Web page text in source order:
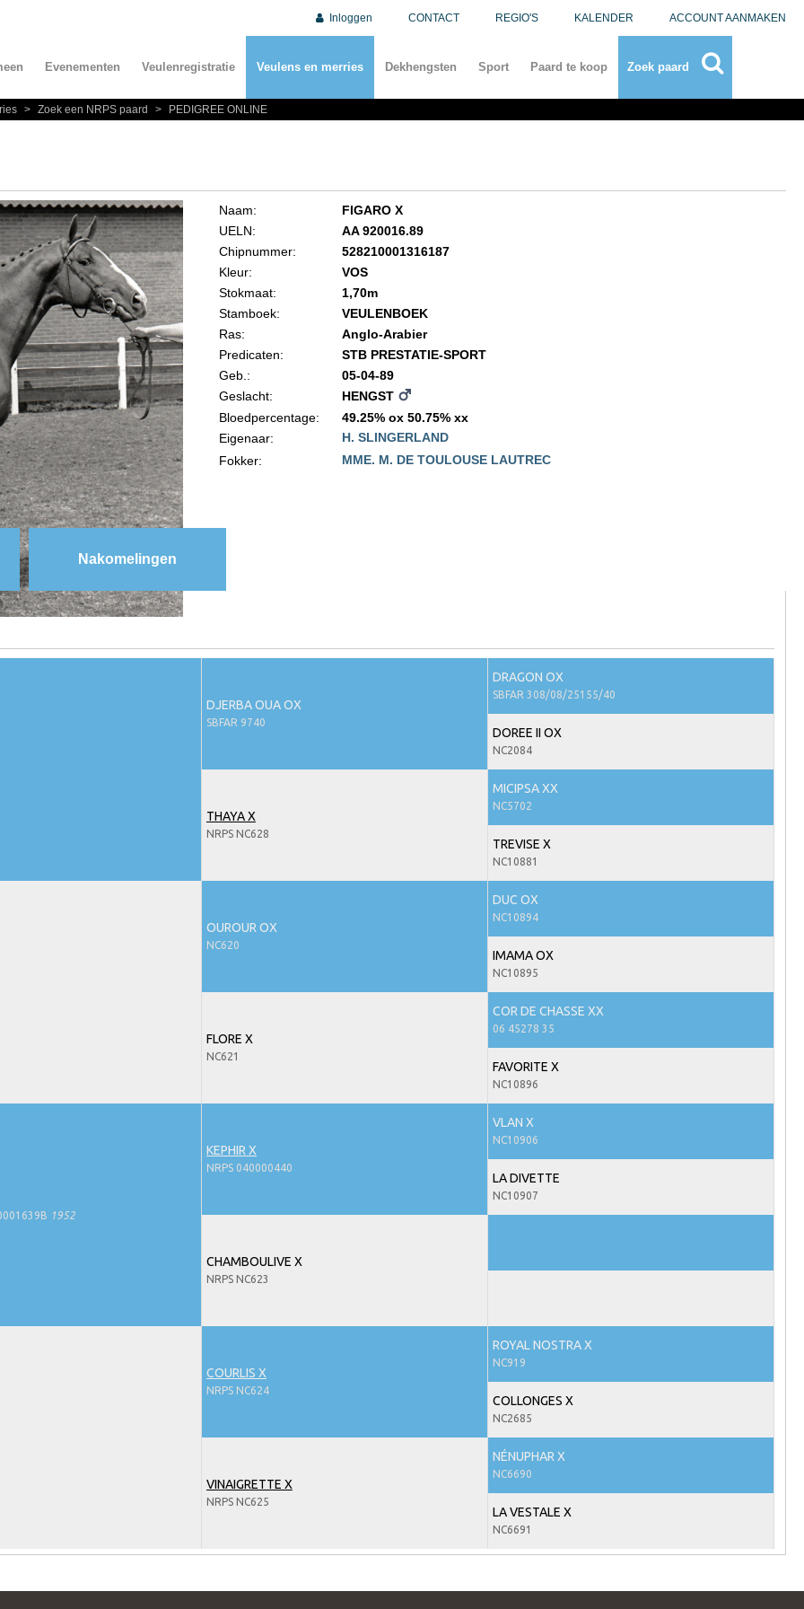
Inloggen CONTACT REGIO'S KALENDER ACCOUNT AANMAKEN
Evenementen Veulenregistratie Veulens en merries Dekhengsten Sport Paard te koop Zoek paard
> Zoek een NRPS paard > PEDIGREE ONLINE
Naam:
FIGARO X
UELN:
AA 920016.89
Chipnummer:
528210001316187
Kleur:
VOS
Stokmaat:
1,70m
Stamboek:
VEULENBOEK
Ras:
Anglo-Arabier
Predicaten:
STB PRESTATIE-SPORT
Geb.:
05-04-89
Geslacht:
HENGST
Bloedpercentage:
49.25% ox 50.75% xx
Eigenaar:
H. SLINGERLAND
Fokker:
MME. M. DE TOULOUSE LAUTREC
Nakomelingen
DJERBA OUA OX
SBFAR 9740
DRAGON OX
SBFAR 308/08/25155/40
DOREE II OX
NC2084
THAYA X
NRPS NC628
MICIPSA XX
NC5702
TREVISE X
NC10881
OUROUR OX
NC620
DUC OX
NC10894
IMAMA OX
NC10895
FLORE X
NC621
COR DE CHASSE XX
06 45278 35
FAVORITE X
NC10896
1952
KEPHIR X
NRPS 040000440
VLAN X
NC10906
LA DIVETTE
NC10907
CHAMBOULIVE X
NRPS NC623
COURLIS X
NRPS NC624
ROYAL NOSTRA X
NC919
COLLONGES X
NC2685
VINAIGRETTE X
NRPS NC625
NÉNUPHAR X
NC6690
LA VESTALE X
NC6691